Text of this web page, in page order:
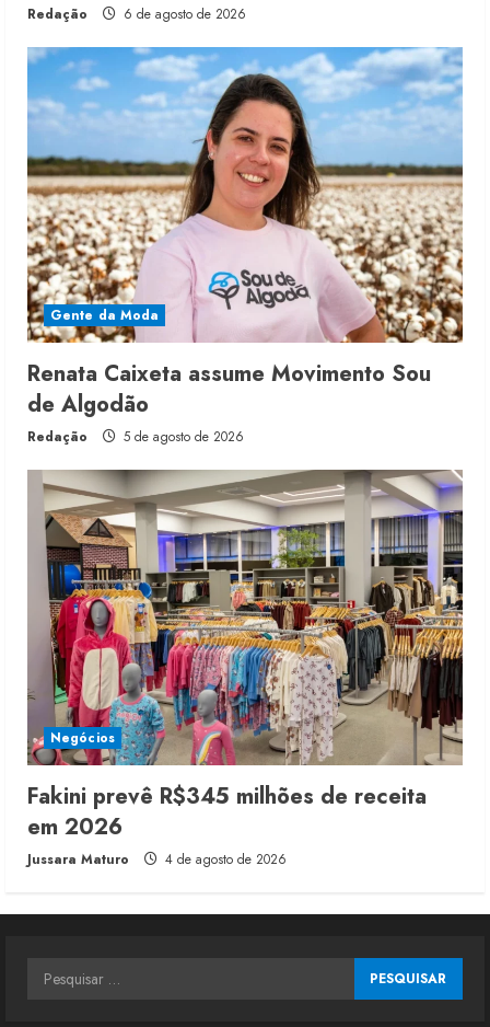
Redação 6 de agosto de 2026
Gente da Moda
Renata Caixeta assume Movimento Sou
de Algodão
Redação 5 de agosto de 2026
Negócios
Fakini prevê R$345 milhões de receita
em 2026
Jussara Maturo 4 de agosto de 2026
Pesquisar